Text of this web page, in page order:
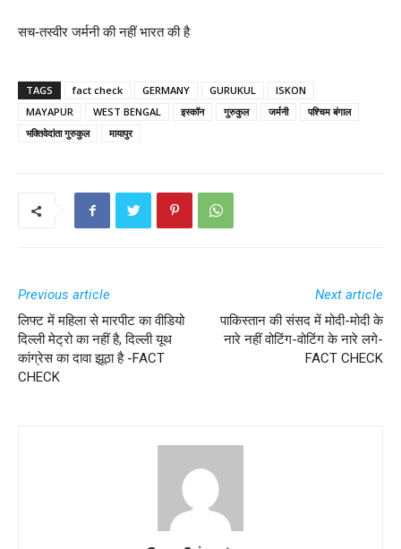
सच-तस्वीर जर्मनी की नहीं भारत की है
TAGS fact check GERMANY GURUKUL
ISKON
MAYAPUR
WEST BENGAL इस्कॉन गुरुकुल जर्मनी
पश्चिम बंगाल
भक्तिवेदांता गुरुकुल
मायापुर
Previous article
लिफ्ट में महिला से मारपीट का वीडियो
दिल्ली मेट्रो का नहीं है, दिल्ली यूथ
कांग्रेस का दावा झूठा है -FACT
CHECK
Next article
पाकिस्तान की संसद में मोदी-मोदी के
नारे नहीं वोटिंग-वोटिंग के नारे लगे-
FACT CHECK